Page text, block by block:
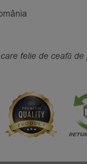
felie de ceafă